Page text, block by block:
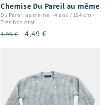
Chemise Du Pareil au même
Du Pareil au même -4 ans / 104 cm -
Trés bon état .
Prix
4,99 €
Prix
4,49 €